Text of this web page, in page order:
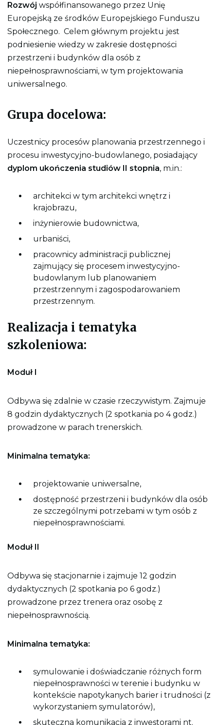
a
c
a
ł
e
j
s
t
r
n
Rozwój współfinansowanego przez Unię
Europejską ze środków Europejskiego Funduszu
Społecznego. Celem głównym projektu jest
podniesienie wiedzy w zakresie dostępności
przestrzeni i budynków dla osób z
niepełnosprawnościami, w tym projektowania
uniwersalnego.
Grupa docelowa:
Uczestnicy procesów planowania przestrzennego i
procesu inwestycyjno-budowlanego, posiadający
dyplom ukończenia studiów II stopnia, m.in.:
architekci w tym architekci wnętrz i
krajobrazu,
inżynierowie budownictwa,
urbaniści,
pracownicy administracji publicznej
zajmujący się procesem inwestycyjno-
budowlanym lub planowaniem
przestrzennym i zagospodarowaniem
przestrzennym.
Realizacja i tematyka
szkoleniowa:
Moduł I
Odbywa się zdalnie w czasie rzeczywistym. Zajmuje
8 godzin dydaktycznych (2 spotkania po 4 godz.)
prowadzone w parach trenerskich.
Minimalna tematyka:
projektowanie uniwersalne,
dostępność przestrzeni i budynków dla osób
ze szczególnymi potrzebami w tym osób z
niepełnosprawnościami.
Moduł II
Odbywa się stacjonarnie i zajmuje 12 godzin
dydaktycznych (2 spotkania po 6 godz.)
prowadzone przez trenera oraz osobę z
niepełnosprawnością.
Minimalna tematyka:
symulowanie i doświadczanie różnych form
niepełnosprawności w terenie i budynku w
kontekście napotykanych barier i trudności (z
wykorzystaniem symulatorów),
skuteczna komunikacja z inwestorami nt.